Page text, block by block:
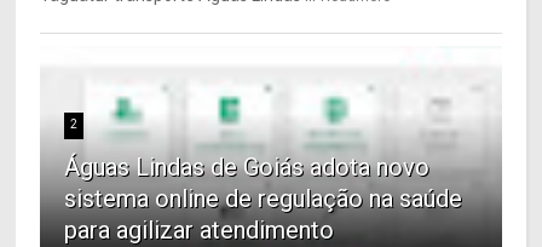
2
Águas Lindas de Goiás adota novo
sistema online de regulação na saúde
para agilizar atendimento